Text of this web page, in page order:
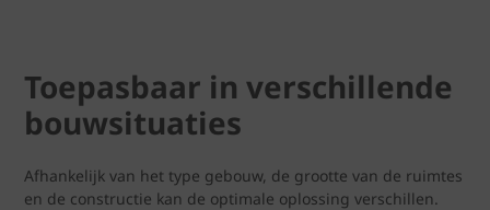
Toepasbaar in verschillende
bouwsituaties
Afhankelijk van het type gebouw, de grootte van de ruimtes
en de constructie kan de optimale oplossing verschillen.